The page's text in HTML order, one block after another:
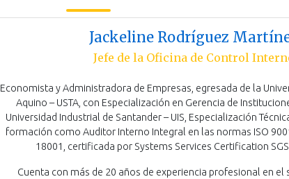
Jackeline Rodríguez
Jefe de la Oficina de Control
Economista y Administradora de Empresas, egresada de la
Aquino – USTA, con Especialización en Gerencia de
Universidad Industrial de Santander – UIS, Especialización
formación como Auditor Interno Integral en las normas ISO
18001, certificada por Systems Services Certification
Cuenta con más de 20 años de experiencia profesional en el